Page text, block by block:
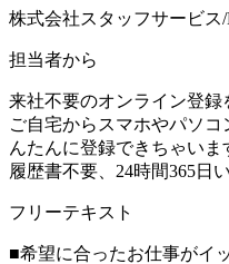
株式会社スタッフサービス/
担当者から
来社不要のオンライン登録
ご自宅からスマホやパソ
んたんに登録できちゃいま
履歴書不要、24時間365日
フリーテキスト
■希望に合ったお仕事がイ